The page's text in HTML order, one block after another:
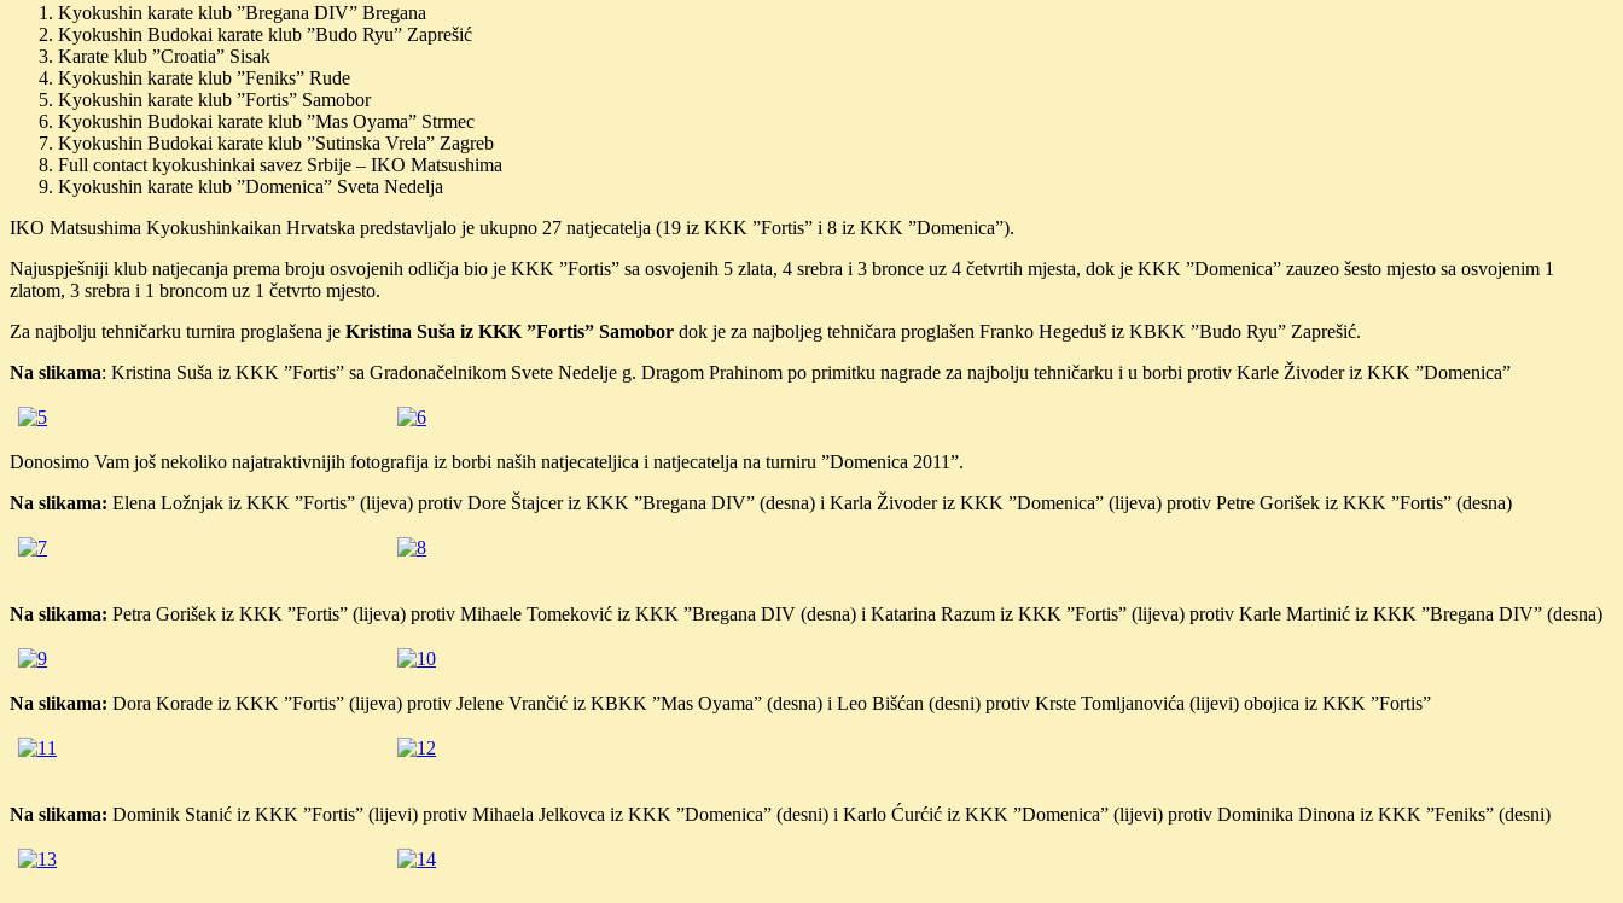
Kyokushin karate klub ”Bregana DIV” Bregana
Kyokushin Budokai karate klub ”Budo Ryu” Zaprešić
Karate klub ”Croatia” Sisak
Kyokushin karate klub ”Feniks” Rude
Kyokushin karate klub ”Fortis” Samobor
Kyokushin Budokai karate klub ”Mas Oyama” Strmec
Kyokushin Budokai karate klub ”Sutinska Vrela” Zagreb
Full contact kyokushinkai savez Srbije – IKO Matsushima
Kyokushin karate klub ”Domenica” Sveta Nedelja
IKO Matsushima Kyokushinkaikan Hrvatska predstavljalo je ukupno 27 natjecatelja (19 iz KKK ”Fortis” i 8 iz KKK ”Domenica”).
Najuspješniji klub natjecanja prema broju osvojenih odličja bio je KKK ”Fortis” sa osvojenih 5 zlata, 4 srebra i 3 bronce uz 4 četvrtih mjesta, dok je KKK ”Domenica” zauzeo šesto mjesto sa osvojenim 1
zlatom, 3 srebra i 1 broncom uz 1 četvrto mjesto.
Za najbolju tehničarku turnira proglašena je Kristina Suša iz KKK ”Fortis” Samobor dok je za najboljeg tehničara proglašen Franko Hegeduš iz KBKK ”Budo Ryu” Zaprešić.
Na slikama: Kristina Suša iz KKK ”Fortis” sa Gradonačelnikom Svete Nedelje g. Dragom Prahinom po primitku nagrade za najbolju tehničarku i u borbi protiv Karle Živoder iz KKK ”Domenica”
Donosimo Vam još nekoliko najatraktivnijih fotografija iz borbi naših natjecateljica i natjecatelja na turniru ”Domenica 2011”.
Na slikama: Elena Ložnjak iz KKK ”Fortis” (lijeva) protiv Dore Štajcer iz KKK ”Bregana DIV” (desna) i Karla Živoder iz KKK ”Domenica” (lijeva) protiv Petre Gorišek iz KKK ”Fortis” (desna)
Na slikama: Petra Gorišek iz KKK ”Fortis” (lijeva) protiv Mihaele Tomeković iz KKK ”Bregana DIV (desna) i Katarina Razum iz KKK ”Fortis” (lijeva) protiv Karle Martinić iz KKK ”Bregana DIV” (desna)
Na slikama: Dora Korade iz KKK ”Fortis” (lijeva) protiv Jelene Vrančić iz KBKK ”Mas Oyama” (desna) i Leo Bišćan (desni) protiv Krste Tomljanovića (lijevi) obojica iz KKK ”Fortis”
Na slikama: Dominik Stanić iz KKK ”Fortis” (lijevi) protiv Mihaela Jelkovca iz KKK ”Domenica” (desni) i Karlo Ćurćić iz KKK ”Domenica” (lijevi) protiv Dominika Dinona iz KKK ”Feniks” (desni)